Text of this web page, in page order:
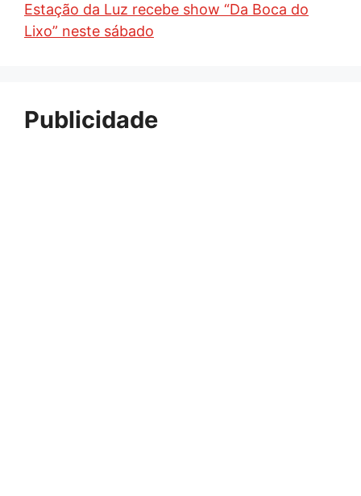
Estação da Luz recebe show “Da Boca do
Lixo” neste sábado
Publicidade